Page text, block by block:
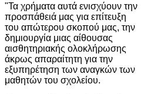
"Τα χρήματα αυτά ενισχύουν την
προσπάθειά μας για επίτευξη
του απώτερου σκοπού μας, την
δημιουργία μιας αίθουσας
αισθητηριακής ολοκλήρωσης
άκρως απαραίτητη για την
εξυπηρέτηση των αναγκών των
μαθητών του σχολείου.